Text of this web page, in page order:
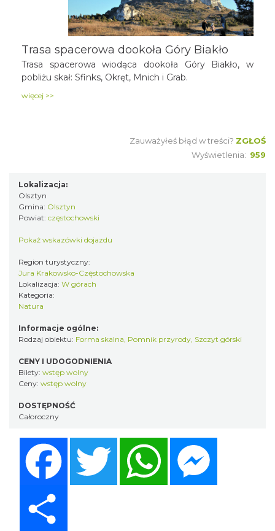
Trasa spacerowa dookoła Góry Biakło
Trasa spacerowa wiodąca dookoła Góry Biakło, w
pobliżu skał: Sfinks, Okręt, Mnich i Grab.
więcej >>
Zauważyłeś błąd w treści? ZGŁOŚ
Wyświetlenia: 959
Lokalizacja:
Olsztyn
Gmina: Olsztyn
Powiat: częstochowski
Pokaż wskazówki dojazdu
Region turystyczny:
Jura Krakowsko-Częstochowska
Lokalizacja: W górach
Kategoria:
Natura
Informacje ogólne:
Rodzaj obiektu: Forma skalna Pomnik przyrody Szczyt górski
CENY I UDOGODNIENIA
Bilety: wstęp wolny
Ceny: wstęp wolny
DOSTĘPNOŚĆ
Całoroczny
Twitter